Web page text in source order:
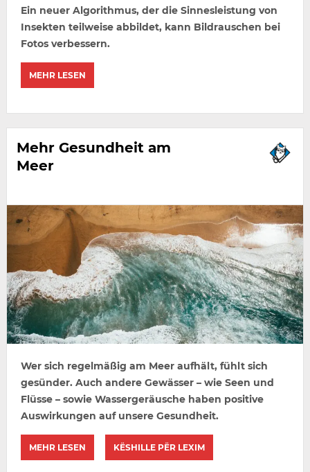
Ein neuer Algorithmus, der die Sinnesleistung von
Insekten teilweise abbildet, kann Bildrauschen bei
Fotos verbessern.
MEHR LESEN
Mehr Gesundheit am
Meer
Wer sich regelmäßig am Meer aufhält, fühlt sich
gesünder. Auch andere Gewässer – wie Seen und
Flüsse – sowie Wassergeräusche haben positive
Auswirkungen auf unsere Gesundheit.
MEHR LESEN KËSHILLE PËR LEXIM